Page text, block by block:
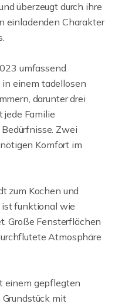
überzeugt durch ihre
einladenden Charakter
umfassend
einem tadellosen
darunter drei
jede Familie
Zwei
Komfort im
zum Kochen und
funktional wie
Große Fensterflächen
Atmosphäre
einem gepflegten
mit